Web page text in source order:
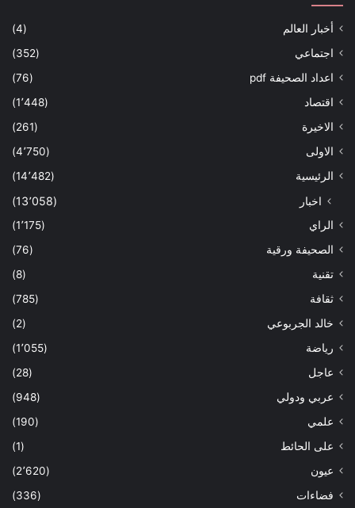
أخبار العالم
(4)
اجتماعي
(352)
اعداد الصحيفة pdf
(76)
اقتصاد
(1٬448)
الاخيرة
(261)
الاولى
(4٬750)
الرئيسية
(14٬482)
اخبار (13٬058)
الراي
(1٬175)
الصحيفة ورقية
(76)
تقنية
(8)
ثقافة
(785)
خالد الجربوعي
(2)
رياضة
(1٬055)
عاجل
(28)
عربي ودولي
(948)
علمي
(190)
على الحائط
(1)
عيون
(2٬620)
فضاءات
(336)